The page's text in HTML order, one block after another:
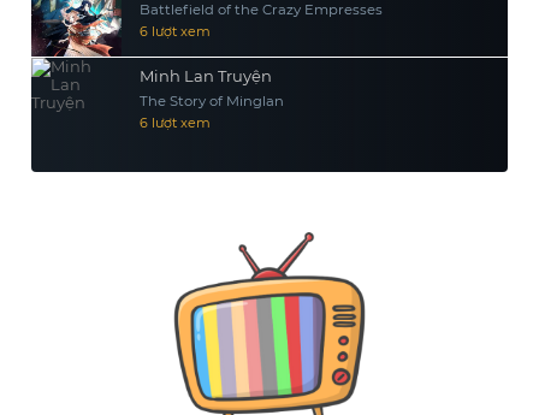
Battlefield of the Crazy Empresses
6 lượt xem
Minh Lan Truyện
The Story of Minglan
6 lượt xem